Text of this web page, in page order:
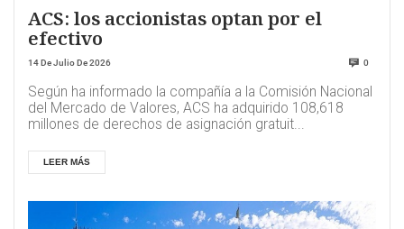
ACS: los accionistas optan por el
efectivo
14 De Julio De 2026 0
Según ha informado la compañía a la Comisión Nacional
del Mercado de Valores, ACS ha adquirido 108,618
millones de derechos de asignación gratuit...
LEER MÁS